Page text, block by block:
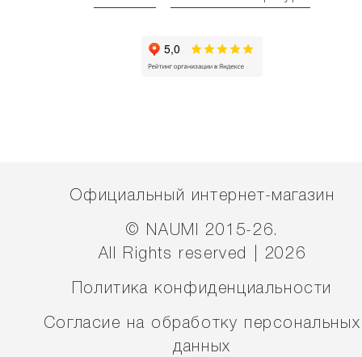
Официальный интернет-магазин
© NAUMI 2015-26.
All Rights reserved | 2026
Политика конфиденциальности
Согласие на обработку персональных
данных